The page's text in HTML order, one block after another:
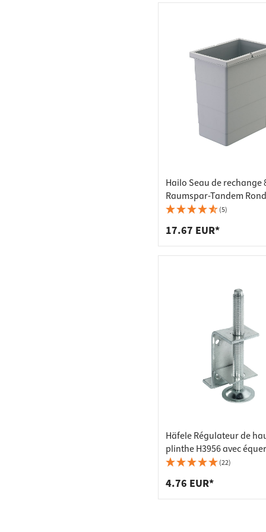
Hailo Seau de rechange
Raumspar-Tandem
Separato-K gris clair
(5)
17.67 EUR*
Häfele Régulateur de
plinthe H3956 avec
d'appui à visser Capacité
(22)
4.76 EUR*